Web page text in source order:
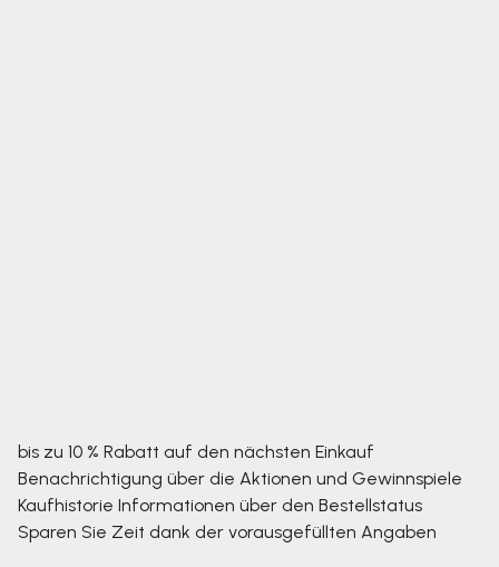
bis zu 10 % Rabatt auf den nächsten Einkauf
Benachrichtigung über die Aktionen und Gewinnspiele
Kaufhistorie Informationen über den Bestellstatus
Sparen Sie Zeit dank der vorausgefüllten Angaben